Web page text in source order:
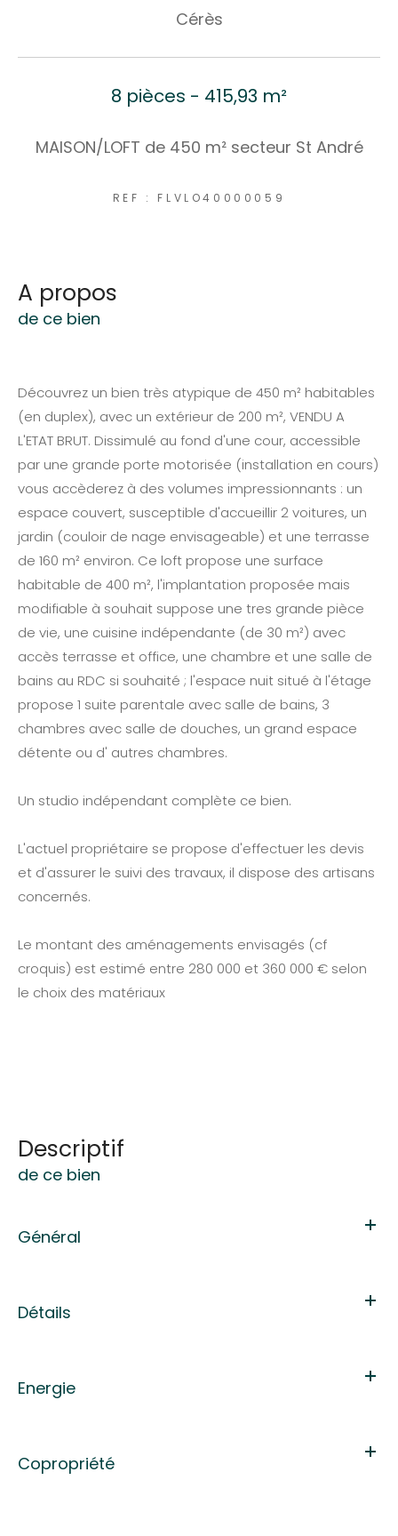
Cérès
8 pièces - 415,93 m²
MAISON/LOFT de 450 m² secteur St André
REF : FLVLO40000059
a propos
de ce bien
Découvrez un bien très atypique de 450 m² habitables
(en duplex), avec un extérieur de 200 m², VENDU A
L'ETAT BRUT. Dissimulé au fond d'une cour, accessible
par une grande porte motorisée (installation en cours)
vous accèderez à des volumes impressionnants : un
espace couvert, susceptible d'accueillir 2 voitures, un
jardin (couloir de nage envisageable) et une terrasse
de 160 m² environ. Ce loft propose une surface
habitable de 400 m², l'implantation proposée mais
modifiable à souhait suppose une tres grande pièce
de vie, une cuisine indépendante (de 30 m²) avec
accès terrasse et office, une chambre et une salle de
bains au RDC si souhaité ; l'espace nuit situé à l'étage
propose 1 suite parentale avec salle de bains, 3
chambres avec salle de douches, un grand espace
détente ou d' autres chambres.
Un studio indépendant complète ce bien.
L'actuel propriétaire se propose d'effectuer les devis
et d'assurer le suivi des travaux, il dispose des artisans
concernés.
Le montant des aménagements envisagés (cf
croquis) est estimé entre 280 000 et 360 000 € selon
le choix des matériaux
descriptif
de ce bien
Général
Détails
Energie
Copropriété